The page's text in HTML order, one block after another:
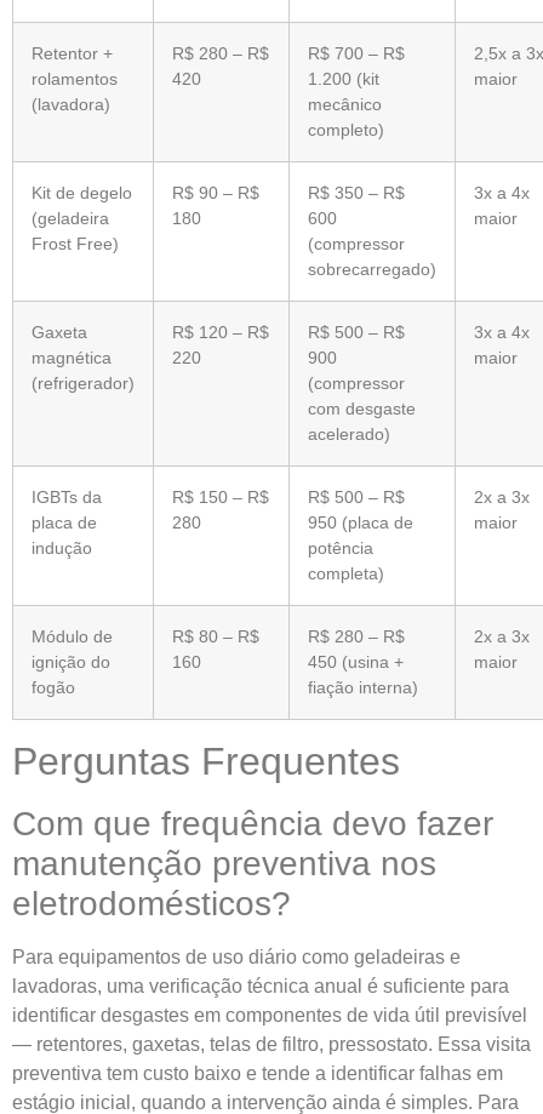
Retentor +
rolamentos
(lavadora)
R$ 280 – R$
420
R$ 700 – R$
1.200 (kit
mecânico
completo)
2,5x a 3x
maior
Kit de degelo
(geladeira
Frost Free)
R$ 90 – R$
180
R$ 350 – R$
600
(compressor
sobrecarregado)
3x a 4x
maior
Gaxeta
magnética
(refrigerador)
R$ 120 – R$
220
R$ 500 – R$
900
(compressor
com desgaste
acelerado)
3x a 4x
maior
IGBTs da
placa de
indução
R$ 150 – R$
280
R$ 500 – R$
950 (placa de
potência
completa)
2x a 3x
maior
Módulo de
ignição do
fogão
R$ 80 – R$
160
R$ 280 – R$
450 (usina +
fiação interna)
2x a 3x
maior
Perguntas Frequentes
Com que frequência devo fazer
manutenção preventiva nos
eletrodomésticos?
Para equipamentos de uso diário como geladeiras e
lavadoras, uma verificação técnica anual é suficiente para
identificar desgastes em componentes de vida útil previsível
— retentores, gaxetas, telas de filtro, pressostato. Essa visita
preventiva tem custo baixo e tende a identificar falhas em
estágio inicial, quando a intervenção ainda é simples. Para